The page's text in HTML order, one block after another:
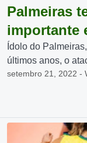
Palmeiras
importante
Ídolo do
últimos anos, o
setembro 21, 2022 -